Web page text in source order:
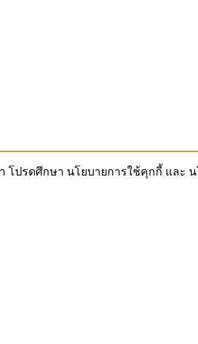
โปรดศึกษา นโยบายการใช้คุกกี้ และ